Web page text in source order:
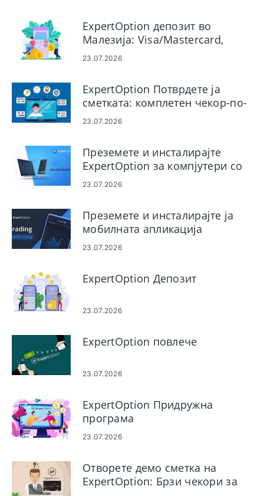
ExpertOption депозит во
Малезија: Visa/Mastercard,
E‑плаќања и Crypto
23.07.2026
ExpertOption Потврдете ја
сметката: комплетен чекор-по-
чекор водич за проверка на
23.07.2026
Преземете и инсталирајте
ExpertOption за компјутери со
Windows и macOS
23.07.2026
Преземете и инсталирајте ја
мобилната апликација
ExpertOption за Android и iOS
23.07.2026
ExpertOption Депозит
23.07.2026
ExpertOption повлече
23.07.2026
ExpertOption Придружна
програма
23.07.2026
Отворете демо сметка на
ExpertOption: Брзи чекори за